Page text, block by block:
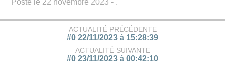
Posté le 22 novembre 2023 - .
ACTUALITÉ PRÉCÉDENTE
#0 22/11/2023 à 15:28:39
ACTUALITÉ SUIVANTE
#0 23/11/2023 à 00:42:10